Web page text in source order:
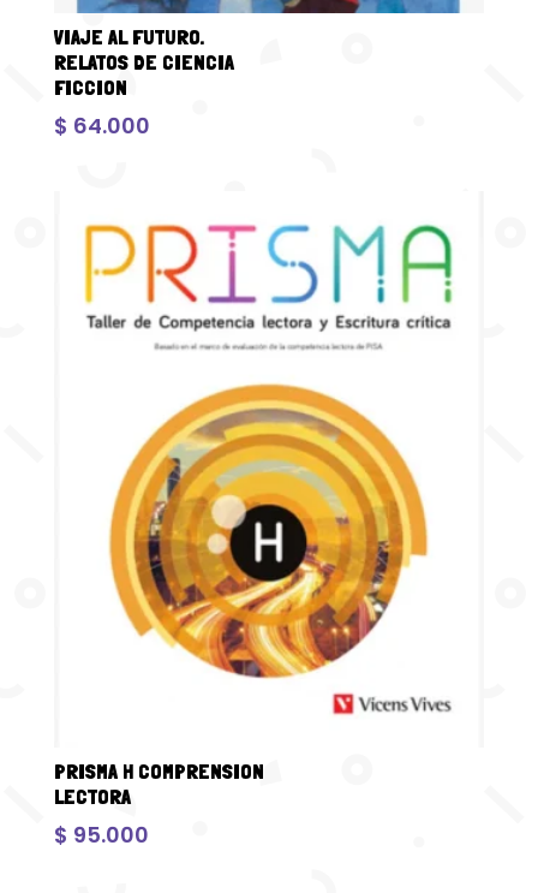
VIAJE AL FUTURO.
RELATOS DE CIENCIA
FICCION
$ 64.000
PRISMA H COMPRENSION
LECTORA
$ 95.000